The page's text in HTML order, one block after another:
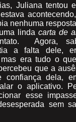
Juliana tentou
nenhuma
linda carta de
Agora,
a falta dele,
era tudo o
que a
confiança dela,
o aplicativo.
esse
sem